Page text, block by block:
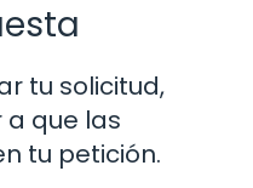
tu solicitud,
que las
tu petición.